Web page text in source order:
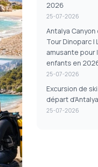
2026
25-07-2026
Antalya Canyon
Tour Dinoparc |
amusante pour
enfants en
25-07-2026
Excursion de
départ
25-07-2026